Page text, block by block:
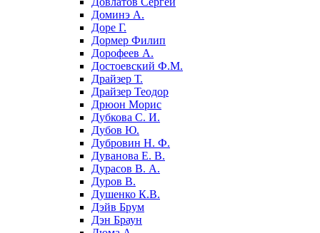
Доминэ А.
Доре Г.
Дормер Филип
Дорофеев А.
Достоевский Ф.М.
Драйзер Т.
Драйзер Теодор
Дрюон Морис
Дубкова С. И.
Дубов Ю.
Дубровин Н. Ф.
Дуванова Е. В.
Дурасов В. А.
Дуров В.
Душенко К.В.
Дэйв Брум
Дэн Браун